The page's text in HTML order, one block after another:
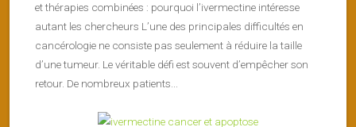
et thérapies combinées : pourquoi l’ivermectine intéresse
autant les chercheurs L’une des principales difficultés en
cancérologie ne consiste pas seulement à réduire la taille
d’une tumeur. Le véritable défi est souvent d’empêcher son
retour. De nombreux patients...